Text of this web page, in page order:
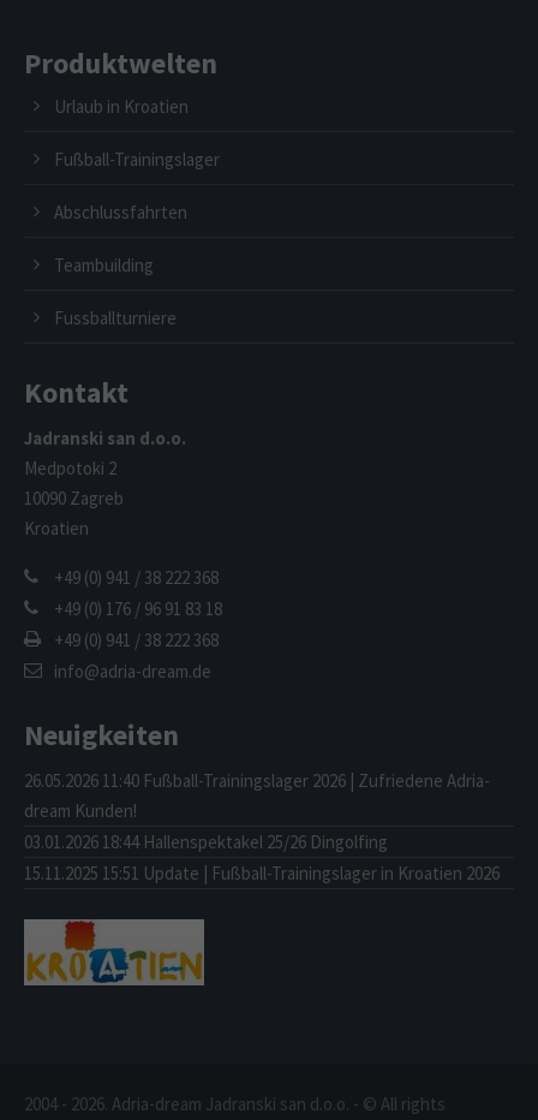
Produktwelten
Urlaub in Kroatien
Fußball-Trainingslager
Abschlussfahrten
Teambuilding
Fussballturniere
Kontakt
Jadranski san d.o.o.
Medpotoki 2
10090 Zagreb
Kroatien
+49 (0) 941 / 38 222 368
+49 (0) 176 / 96 91 83 18
+49 (0) 941 / 38 222 368
info@adria-dream.de
Neuigkeiten
26.05.2026 11:40 Fußball-Trainingslager 2026 | Zufriedene Adria-
dream Kunden!
03.01.2026 18:44 Hallenspektakel 25/26 Dingolfing
15.11.2025 15:51 Update | Fußball-Trainingslager in Kroatien 2026
2004 - 2026. Adria-dream Jadranski san d.o.o. - © All rights